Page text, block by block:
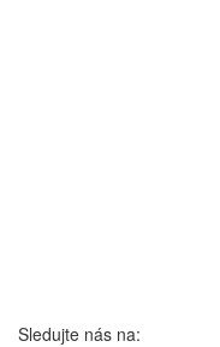
Sledujte nás na: